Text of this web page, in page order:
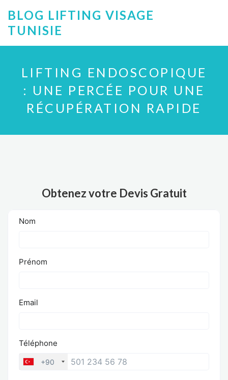
BLOG LIFTING VISAGE
TUNISIE
LIFTING ENDOSCOPIQUE
: UNE PERCÉE POUR UNE
RÉCUPÉRATION RAPIDE
Obtenez votre Devis Gratuit